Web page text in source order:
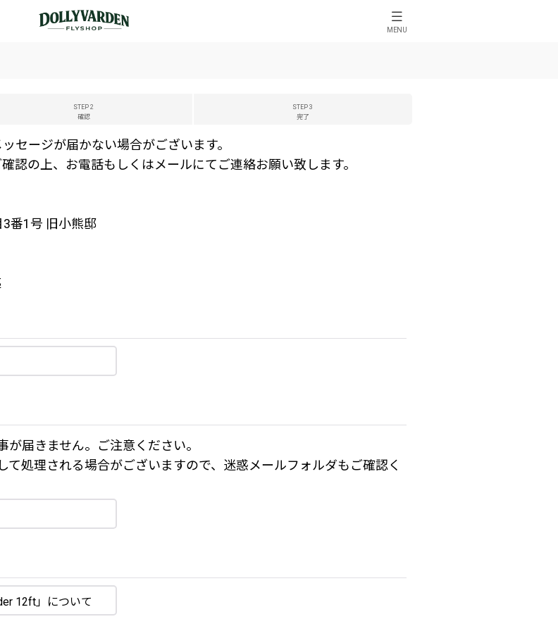
MENU
STEP 2
確認
STEP 3
完了
セージが届かない場合がございます。
認の上、お電話もしくはメールにてご連絡お願い致します。
番1号 旧小熊邸
届きません。ご注意ください。
て処理される場合がございますので、迷惑メールフォルダもご確認く